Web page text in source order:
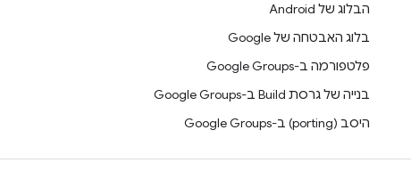
הבלוג של Android
בלוג האבטחה של Google
פלטפורמה ב-Google Groups
בנייה של גרסת Build ב-Google Groups
היסב (porting) ב-Google Groups